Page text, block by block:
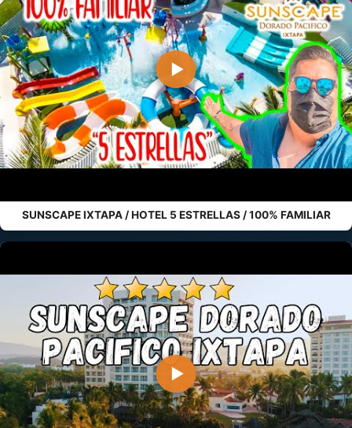
▶
SUNSCAPE IXTAPA / HOTEL 5 ESTRELLAS / 100% FAMILIAR
▶